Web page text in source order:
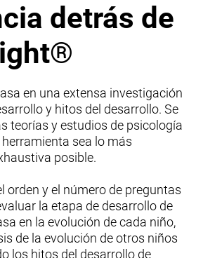
detrás de
®
en una extensa investigación
y hitos del desarrollo. Se
teorías y estudios de psicología
sea lo más
posible.
orden y el número de preguntas
la etapa de desarrollo de
en la evolución de cada niño,
de la evolución de otros niños
los hitos del desarrollo de